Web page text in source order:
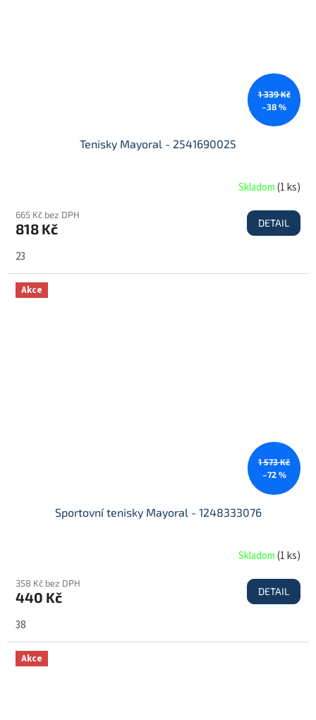
1 339 Kč
–38 %
Tenisky Mayoral - 2541690025
Skladom(1 ks)
665 Kč bez DPH
818 Kč DETAIL
23
Akce
1 573 Kč
–72 %
Sportovní tenisky Mayoral - 1248333076
Skladom(1 ks)
358 Kč bez DPH
440 Kč DETAIL
38
Akce